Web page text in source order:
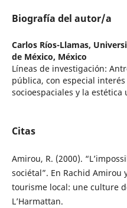
Biografía del autor/a
Carlos Ríos-Llamas,
de México, México
Líneas de investigación:
pública, con especial
socioespaciales y la estética
Citas
Amirou, R. (2000).
sociétal”. En Rachid Amirou
tourisme local: une culture
L’Harmattan.